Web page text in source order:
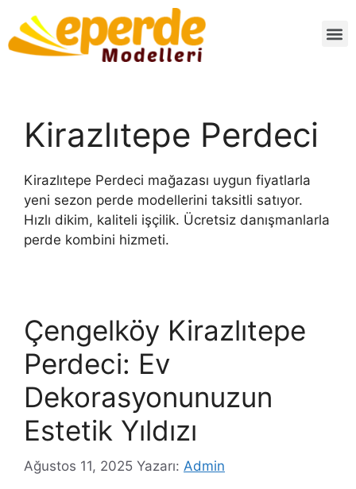
Kirazlıtepe Perdeci
Kirazlıtepe Perdeci mağazası uygun fiyatlarla
yeni sezon perde modellerini taksitli satıyor.
Hızlı dikim, kaliteli işçilik. Ücretsiz danışmanlarla
perde kombini hizmeti.
Çengelköy Kirazlıtepe
Perdeci: Ev
Dekorasyonunuzun
Estetik Yıldızı
Ağustos 11, 2025 Yazarı: Admin